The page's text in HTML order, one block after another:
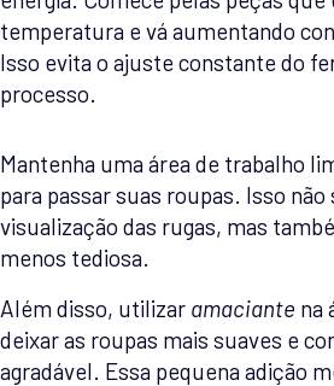
temperatura e vá aumentando
Isso evita o ajuste constante do
processo.
Mantenha uma área de trabalho
para passar suas roupas. Isso não
visualização das rugas, mas
menos tediosa.
Além disso, utilizar amaciante na
deixar as roupas mais suaves e
agradável. Essa pequena adição